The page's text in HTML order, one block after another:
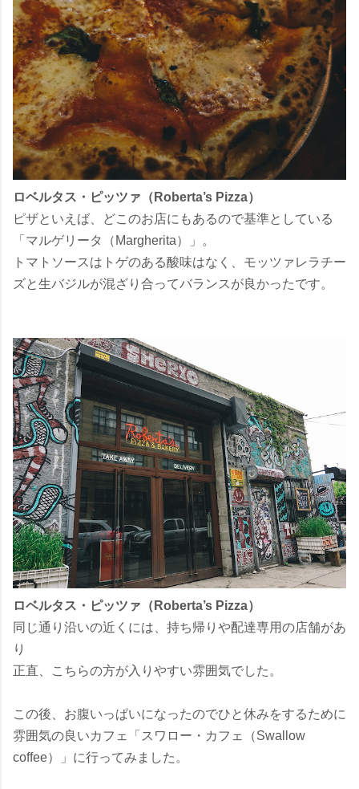
ロベルタス・ピッツァ（Roberta’s Pizza）
ピザといえば、どこのお店にもあるので基準としている
「マルゲリータ（Margherita）」。
トマトソースはトゲのある酸味はなく、モッツァレラチー
ズと生バジルが混ざり合ってバランスが良かったです。
ロベルタス・ピッツァ（Roberta’s Pizza）
同じ通り沿いの近くには、持ち帰りや配達専用の店舗があ
り
正直、こちらの方が入りやすい雰囲気でした。
この後、お腹いっぱいになったのでひと休みをするために
雰囲気の良いカフェ「スワロー・カフェ（Swallow
coffee）」に行ってみました。